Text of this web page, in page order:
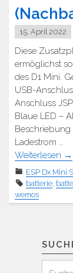
15. April 2022
Diese
ermöglichst
des D1 Mini.
USB-
Anschluss
Blaue LED –
Beschriebung
Ladestrom …
Weiterlesen →
ESP Dx Mini
batterie,
wemos